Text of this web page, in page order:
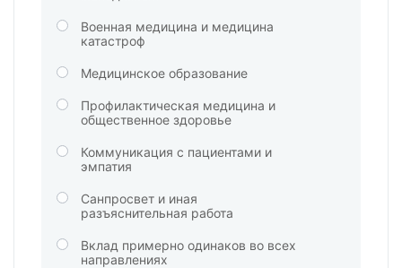
Военная медицина и медицина
катастроф
Медицинское образование
Профилактическая медицина и
общественное здоровье
Коммуникация с пациентами и
эмпатия
Санпросвет и иная
разъяснительная работа
Вклад примерно одинаков во всех
направлениях